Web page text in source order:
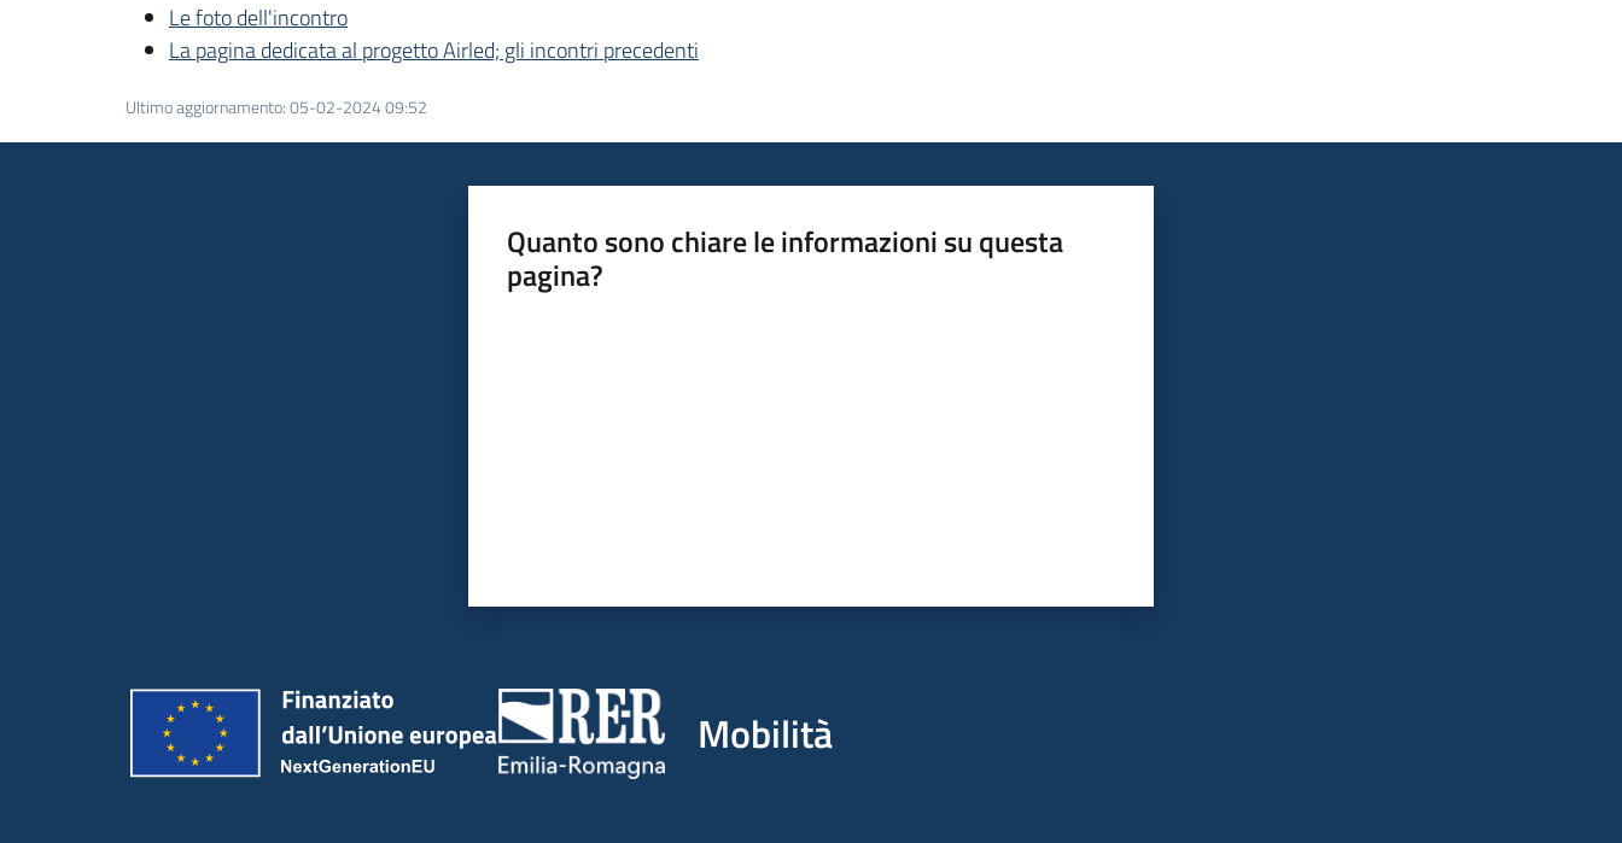
Le foto dell'incontro
La pagina dedicata al progetto Airled; gli incontri precedenti
Ultimo aggiornamento:05-02-2024 09:52
Quanto sono chiare le informazioni su questa
pagina?
Mobilità